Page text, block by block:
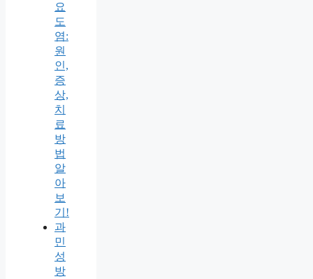
요
도
염:
원
인,
증
상,
치
료
방
법
알
아
보
기!
과
민
성
방